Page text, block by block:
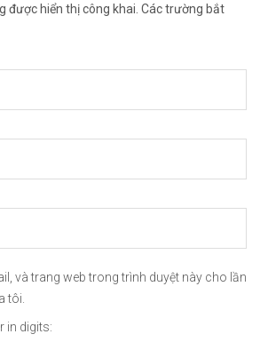
phan-tich-vang-
được hiển thị công khai. Các trường bắt
và trang web trong trình duyệt này cho lần
tôi.
in digits: